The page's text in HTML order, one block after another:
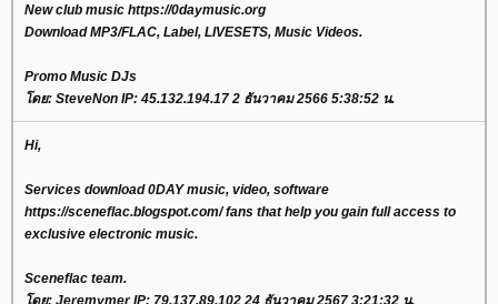
New club music https://0daymusic.org
Download MP3/FLAC, Label, LIVESETS, Music Videos.
Promo Music DJs
โดย: SteveNon IP: 45.132.194.17 2 ธันวาคม 2566 5:38:52 น.
Hi,
Services download 0DAY music, video, software
https://sceneflac.blogspot.com/ fans that help you gain full access to
exclusive electronic music.
Sceneflac team.
โดย: Jeremymer IP: 79.137.89.102 24 ธันวาคม 2567 3:21:32 น.